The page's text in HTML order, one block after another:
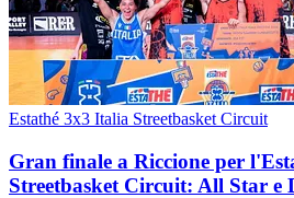
Estathé 3x3 Italia Streetbasket Circuit
Gran finale a Riccione per
Streetbasket Circuit: All Star